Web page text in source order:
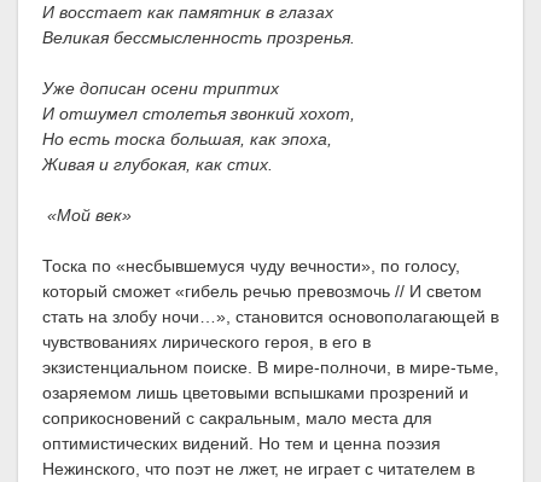
И восстает как памятник в глазах
Великая бессмысленность прозренья.
Уже дописан осени триптих
И отшумел столетья звонкий хохот,
Но есть тоска большая, как эпоха,
Живая и глубокая, как стих.
«Мой век»
Тоска по «несбывшемуся чуду вечности», по голосу,
который сможет «гибель речью превозмочь // И светом
стать на злобу ночи…», становится основополагающей в
чувствованиях лирического героя, в его в
экзистенциальном поиске. В мире-полночи, в мире-тьме,
озаряемом лишь цветовыми вспышками прозрений и
соприкосновений с сакральным, мало места для
оптимистических видений. Но тем и ценна поэзия
Нежинского, что поэт не лжет, не играет с читателем в